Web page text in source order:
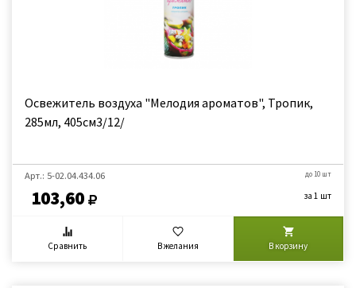
Освежитель воздуха "Мелодия ароматов", Тропик,
285мл, 405см3/12/
Арт.: 5-02.04.434.06
103,60
до 10 шт
за 1 шт
Сравнить В желания В корзину